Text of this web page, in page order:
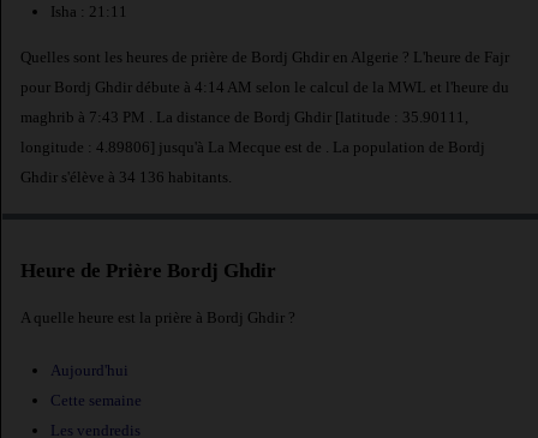
Isha : 21:11
Quelles sont les heures de prière de Bordj Ghdir en Algerie ? L'heure de Fajr
pour Bordj Ghdir débute à 4:14 AM selon le calcul de la MWL et l'heure du
maghrib à 7:43 PM . La distance de Bordj Ghdir [latitude : 35.90111,
longitude : 4.89806] jusqu'à La Mecque est de . La population de Bordj
Ghdir s'élève à 34 136 habitants.
Heure de Prière Bordj Ghdir
A quelle heure est la prière à Bordj Ghdir ?
Aujourd'hui
Cette semaine
Les vendredis